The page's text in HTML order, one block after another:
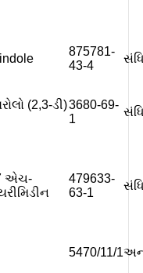
875781-
43-4
(2,3-ડી)3680-69-
1
7 એચ-
479633-
63-1
5470/11/1